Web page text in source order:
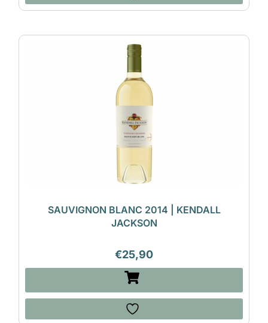
SAUVIGNON BLANC 2014 | KENDALL
JACKSON
€25,90